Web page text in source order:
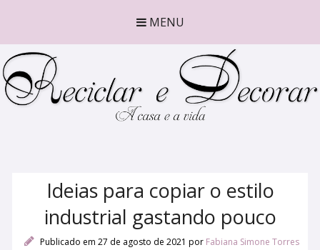
MENU
Ideias para copiar o estilo
industrial gastando pouco
Publicado em 27 de agosto de 2021 por Fabiana Simone Torres